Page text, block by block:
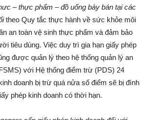
– thực phẩm – đồ uống bày bán tại các
theo Quy tắc thực hành về sức khỏe môi
an toàn vệ sinh thực phẩm và đảm bảo
tiêu dùng. Việc duy trì gia hạn giấy phép
được quản lý theo hệ thống quản lý an
với Hệ thống điểm trừ (PDS) 24
doanh bị trừ quá nửa số điểm sẽ bị đình
phép kinh doanh có thời hạn.